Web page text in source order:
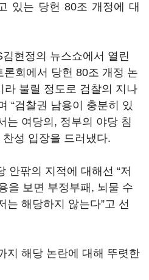
있는 당헌 80조 개정에 대
현정의 뉴스쇼에서 열린
회에서 당헌 80조 개정 논
라 불릴 정도로 검찰의 지나
“검찰권 남용이 충분히 있
는 여당의, 정부의 야당 침
성 입장을 드러냈다.
안팎의 지적에 대해선 “저
을 보면 부정부패, 뇌물 수
는 해당하지 않는다”고 선
지 해당 논란에 대해 뚜렷한